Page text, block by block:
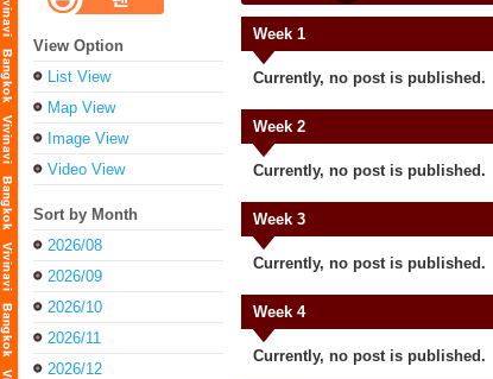
View Option
List View
Map View
Image View
Video View
Sort by Month
2026/08
2026/09
2026/10
2026/11
2026/12
Week 1
Currently, no post is published.
Week 2
Currently, no post is published.
Week 3
Currently, no post is published.
Week 4
Currently, no post is published.